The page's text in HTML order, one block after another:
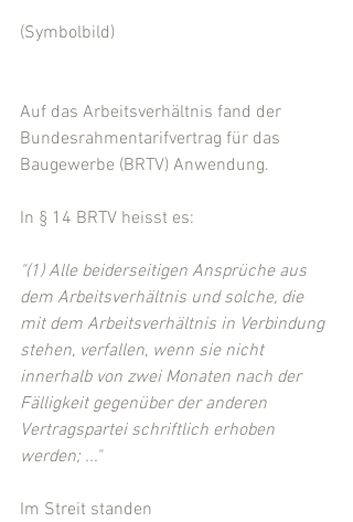
(Symbolbild)
Auf das Arbeitsverhältnis fand der
Bundesrahmentarifvertrag für das
Baugewerbe (BRTV) Anwendung.
In § 14 BRTV heisst es:
"(1) Alle beiderseitigen Ansprüche aus
dem Arbeitsverhältnis und solche, die
mit dem Arbeitsverhältnis in Verbindung
stehen, verfallen, wenn sie nicht
innerhalb von zwei Monaten nach der
Fälligkeit gegenüber der anderen
Vertragspartei schriftlich erhoben
werden; ..."
Im Streit standen